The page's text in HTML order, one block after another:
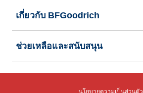
เกี่ยวกับ BFGoodrich
ช่วยเหลือและสนับสนุน
นโยบายความเป็นส่วนตัว